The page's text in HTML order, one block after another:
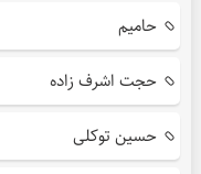
حامیم
حجت اشرف زاده
حسین توکلی